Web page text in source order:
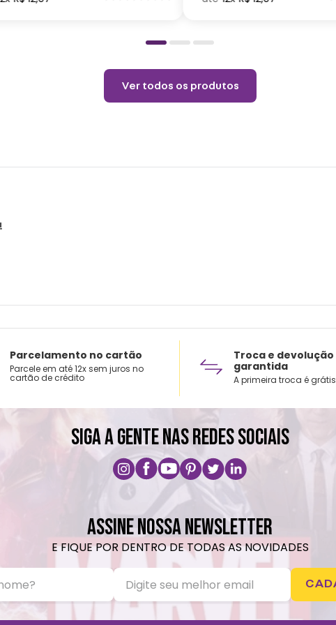
Ver todos os produtos
Parcelamento no cartão
Parcele em até 12x sem juros no
cartão de crédito
Troca e devolução
garantida
A primeira troca é grátis
SIGA A GENTE NAS REDES SOCIAIS
ASSINE NOSSA NEWSLETTER
E FIQUE POR DENTRO DE TODAS AS NOVIDADES